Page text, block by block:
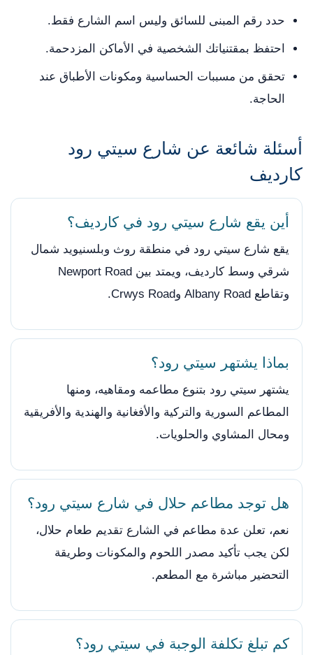
حدد رقم المبنى للسائق وليس اسم الشارع فقط.
احتفظ بمقتنياتك الشخصية في الأماكن المزدحمة.
تحقق من مسببات الحساسية ومكونات الأطباق عند
الحاجة.
أسئلة شائعة عن شارع سيتي رود
كارديف
أين يقع شارع سيتي رود في كارديف؟
يقع شارع سيتي رود في منطقة روث وبلسنيويد شمال
شرقي وسط كارديف، ويمتد بين Newport Road
وتقاطع Albany Road وCrwys Road.
بماذا يشتهر سيتي رود؟
يشتهر سيتي رود بتنوع مطاعمه ومقاهيه، ومنها
المطاعم السورية والتركية والأفغانية والهندية والأفريقية
ومحال المشاوي والحلويات.
هل توجد مطاعم حلال في شارع سيتي رود؟
نعم، تعلن عدة مطاعم في الشارع تقديم طعام حلال،
لكن يجب تأكيد مصدر اللحوم والمكونات وطريقة
التحضير مباشرة مع المطعم.
كم تبلغ تكلفة الوجبة في سيتي رود؟